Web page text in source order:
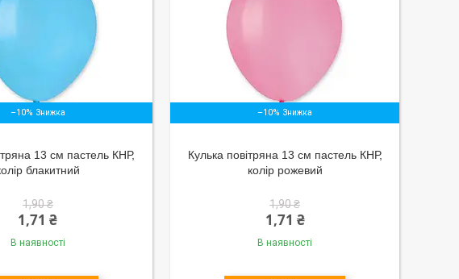
–10%
13 см пастель КНР,
блакитний
1,90 ₴
1,71 ₴
В наявності
–10%
Кулька повітряна 13 см пастель КНР,
колір рожевий
1,90 ₴
1,71 ₴
В наявності